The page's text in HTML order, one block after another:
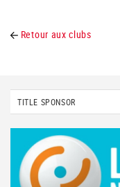
Retour aux clubs
TITLE SPONSOR